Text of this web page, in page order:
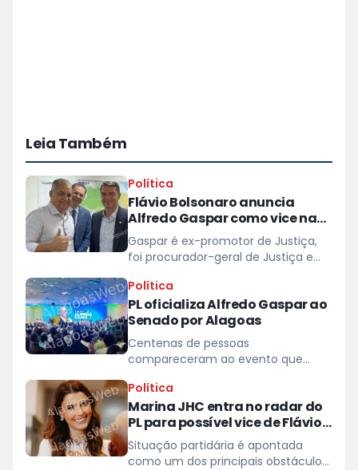
Leia Também
Política
Flávio Bolsonaro anuncia
Alfredo Gaspar como vice na
chapa dele à Presidência
Gaspar é ex-promotor de Justiça,
foi procurador-geral de Justiça e
estado
Política
PL oficializa Alfredo Gaspar ao
Senado por Alagoas
Centenas de pessoas
compareceram ao evento que
Política
Marina JHC entra no radar do
PL para possível vice de Flávio
Bolsonaro
Situação partidária é apontada
como um dos principais obstáculos